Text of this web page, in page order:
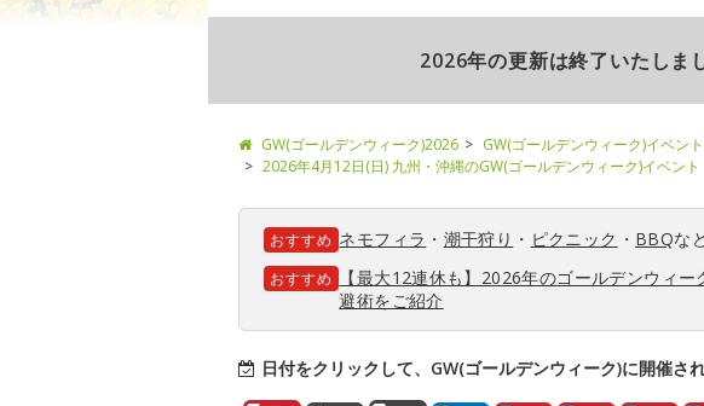
2026年の更新は終了いたしま
GW(ゴールデンウィーク)2026 GW(ゴールデンウィーク)イベン
2026年4月12日(日) 九州・沖縄のGW(ゴールデンウィーク)イベント
おすすめ ネモフィラ ・ 潮干狩り ・ ピクニック ・ BBQな
おすすめ
【最大12連休も】2026年のゴールデンウィ
避術をご紹介
日付をクリックして、GW(ゴールデンウィーク)に開催さ